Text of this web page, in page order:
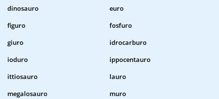
dinosauro
euro
figuro
fosfuro
giuro
idrocarburo
ioduro
ippocentauro
ittiosauro
lauro
megalosauro
muro